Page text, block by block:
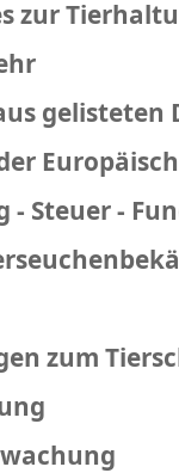
zur
gelisteten
- Steuer -
zum